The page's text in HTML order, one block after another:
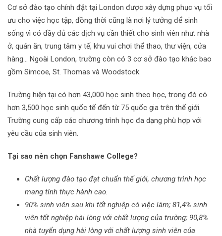
Cơ sở đào tạo chính đặt tại London được xây dựng phục vụ tối
ưu cho việc học tập, đồng thời cũng là nơi lý tưởng để sinh
sống vì có đầy đủ các dịch vụ cần thiết cho sinh viên như: nhà
ở, quán ăn, trung tâm y tế, khu vui chơi thể thao, thư viện, cửa
hàng… Ngoài London, trường còn có 3 cơ sở đào tạo khác bao
gồm Simcoe, St. Thomas và Woodstock.
Trường hiện tại có hơn 43,000 học sinh theo học, trong đó có
hơn 3,500 học sinh quốc tế đến từ 75 quốc gia trên thế giới.
Trường cung cấp các chương trình học đa dạng phù hợp với
yêu cầu của sinh viên.
Tại sao nên chọn Fanshawe College?
Chất lượng đào tạo đạt chuẩn thế giới, chương trình học
mang tính thực hành cao.
90% sinh viên sau khi tốt nghiệp có việc làm; 81,4% sinh
viên tốt nghiệp hài lòng với chất lượng của trường; 90,8%
nhà tuyển dụng hài lòng với chất lượng sinh viên của